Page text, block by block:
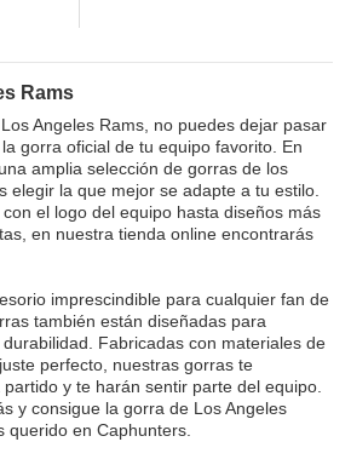
Rams
Angeles Rams, no puedes dejar pasar
gorra oficial de tu equipo favorito. En
amplia selección de gorras de los
elegir la que mejor se adapte a tu estilo.
el logo del equipo hasta diseños más
en nuestra tienda online encontrarás
imprescindible para cualquier fan de
también están diseñadas para
Fabricadas con materiales de
perfecto, nuestras gorras te
y te harán sentir parte del equipo.
y consigue la gorra de Los Angeles
querido en Caphunters.